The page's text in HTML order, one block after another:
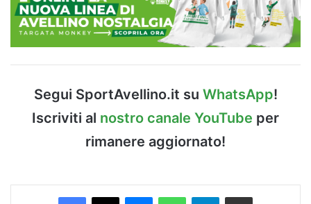
Segui SportAvellino.it su WhatsApp!
Iscriviti al nostro canale YouTube per
rimanere aggiornato!
Facebook
X MessengerWhatsAppTelegramCondividi via Email